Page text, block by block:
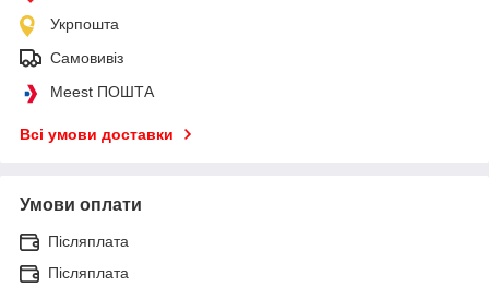
Укрпошта
Самовивіз
Meest ПОШТА
Всі умови доставки
Умови оплати
Післяплата
Післяплата